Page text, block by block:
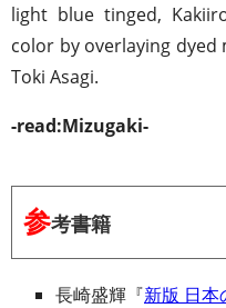
light blue tinged,
color by overlaying dyed
Toki Asagi.
-read:Mizugaki-
参考書籍
長崎盛輝『新版 日本